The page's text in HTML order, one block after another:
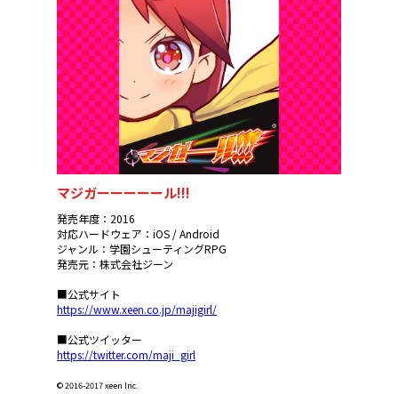
マジガーーーーール!!!
発売年度：2016
対応ハードウェア：iOS / Android
ジャンル：学園シューティングRPG
発売元：株式会社ジーン
■公式サイト
https://www.xeen.co.jp/majigirl/
■公式ツイッター
https://twitter.com/maji_girl
© 2016-2017 xeen Inc.